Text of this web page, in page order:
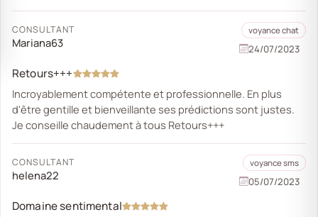
CONSULTANT
Mariana63
voyance chat
24/07/2023
Retours+++
Incroyablement compétente et professionnelle. En plus
d'être gentille et bienveillante ses prédictions sont justes.
Je conseille chaudement à tous Retours+++
CONSULTANT
helena22
voyance sms
05/07/2023
Domaine sentimental